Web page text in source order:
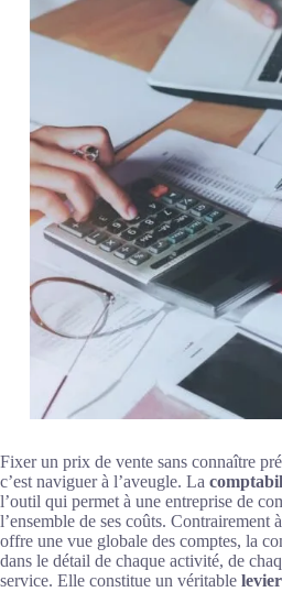
Fixer un prix de vente sans connaître
c’est naviguer à l’aveugle. La
l’outil qui permet à une entreprise de
l’ensemble de ses coûts. Contrairement
offre une vue globale des comptes, la
dans le détail de chaque activité, de
service. Elle constitue un véritable